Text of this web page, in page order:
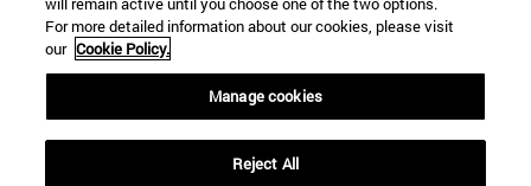
For more detailed information about our cookies, please visit
our Cookie Policy.
Manage cookies
Reject All